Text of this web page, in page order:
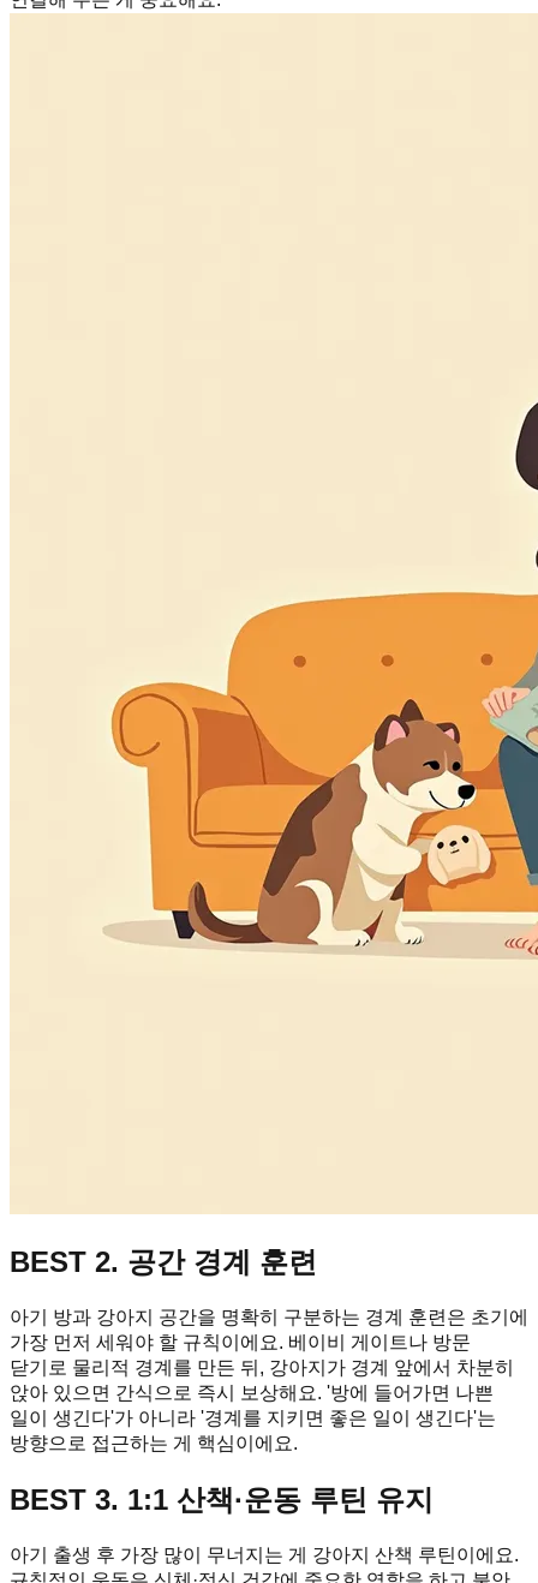
BEST 2. 공간 경계 훈련
아기 방과 강아지 공간을 명확히 구분하는 경계 훈련은 초기에
가장 먼저 세워야 할 규칙이에요. 베이비 게이트나 방문
닫기로 물리적 경계를 만든 뒤, 강아지가 경계 앞에서 차분히
앉아 있으면 간식으로 즉시 보상해요. '방에 들어가면 나쁜
일이 생긴다'가 아니라 '경계를 지키면 좋은 일이 생긴다'는
방향으로 접근하는 게 핵심이에요.
BEST 3. 1:1 산책·운동 루틴 유지
아기 출생 후 가장 많이 무너지는 게 강아지 산책 루틴이에요.